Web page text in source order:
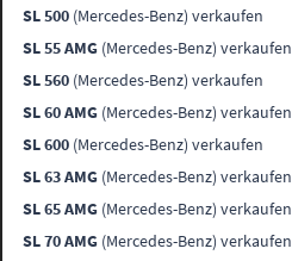
SL 500 (Mercedes-Benz) verkaufen
SL 55 AMG (Mercedes-Benz) verkaufen
SL 560 (Mercedes-Benz) verkaufen
SL 60 AMG (Mercedes-Benz) verkaufen
SL 600 (Mercedes-Benz) verkaufen
SL 63 AMG (Mercedes-Benz) verkaufen
SL 65 AMG (Mercedes-Benz) verkaufen
SL 70 AMG (Mercedes-Benz) verkaufen